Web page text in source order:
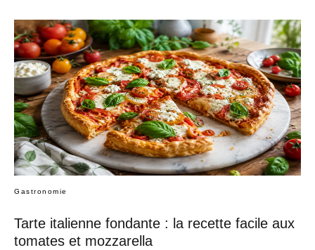
Gastronomie
Tarte italienne fondante : la recette facile aux
tomates et mozzarella